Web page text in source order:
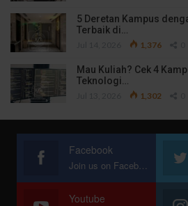
5 Deretan Kampus
Terbaik di…
1,376
Mau Kuliah? Cek 4
Teknologi…
1,302
Facebook
Join us on Facebook
Youtube